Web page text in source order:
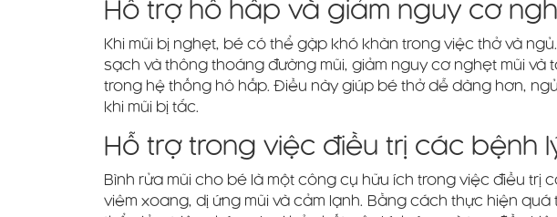
Hỗ trợ hô hấp và giảm nguy cơ
Khi mũi bị nghẹt, bé có thể gặp khó khăn trong việc thở và
sạch và thông thoáng đường mũi, giảm nguy cơ nghẹt mũi và
trong hệ thống hô hấp. Điều này giúp bé thở dễ dàng hơn,
khi mũi bị tắc.
Hỗ trợ trong việc điều trị các bệnh
Bình rửa mũi cho bé là một công cụ hữu ích trong việc điều trị
viêm xoang, dị ứng mũi và cảm lạnh. Bằng cách thực hiện